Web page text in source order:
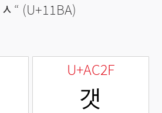
ᆺ“ (U+11BA)
U+AC2F
갯